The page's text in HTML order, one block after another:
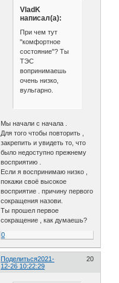
VladK
написал(а):
При чем тут
"комфортное
состояние"? Ты
ТЭС
вопринимаешь
очень низко,
вульгарно.
Мы начали с начала .
Для того чтобы повторить ,
закрепить и увидеть то, что
было недоступно прежнему
восприятию .
Если я воспринимаю низко ,
покажи своё высокое
восприятие . причину первого
сокращения назови.
Ты прошел первое
сокращение , как думаешь?
0
Поделиться 20
2021-
12-26 10:22:29